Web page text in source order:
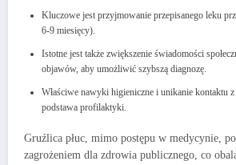
Kluczowe jest przyjmowanie przepisanego leku
6-9 miesięcy).
Istotne jest także zwiększenie świadomości
objawów, aby umożliwić szybszą diagnozę.
Właściwe nawyki higieniczne i unikanie kontaktu
podstawa profilaktyki.
Gruźlica płuc, mimo postępu w medycynie,
zagrożeniem dla zdrowia publicznego, co